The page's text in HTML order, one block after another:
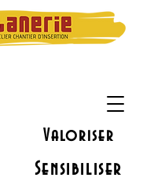
Valoriser
Sensibiliser